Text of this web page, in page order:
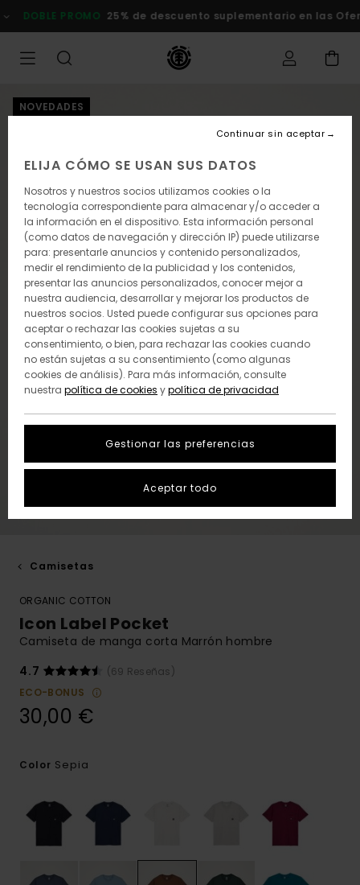
a
la
PROMO 25% de descuento suplementario en las Ofertas
NOVEDADES
Camisetas
ORGANIC COTTON
Icon Label Pocket
Camiseta de manga corta Marrón hombre
4.7
(69 Reseñas)
ECO-BONUS
30,00 €
Color Sepia
ELIJA CÓMO SE USAN SUS DATOS
Nosotros y nuestros socios utilizamos cookies o la
tecnología correspondiente para almacenar y/o acceder a
la información en el dispositivo. Esta información personal
(como datos de navegación y dirección IP) puede utilizarse
para: presentarle anuncios y contenido personalizados,
medir el rendimiento de la publicidad y los contenidos,
presentar las anuncios personalizados, conocer mejor a
nuestra audiencia, desarrollar y mejorar los productos de
nuestros socios. Usted puede configurar sus opciones para
aceptar o rechazar las cookies sujetas a su
consentimiento, o bien, para rechazar las cookies cuando
no están sujetas a su consentimiento (como algunas
cookies de análisis). Para más información, consulte
nuestra política de cookies ypolítica de privacidad
Gestionar las preferencias
Continuar sin aceptar
Aceptar todo